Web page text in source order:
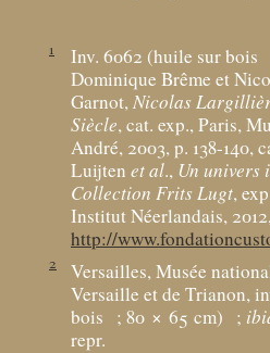
1 Inv. 6062 (huile sur bois
Dominique Brême et
Garnot,Nicolas
Siècle, cat. exp., Paris,
André, 2003, p. 138-140,
Luijten et al., Un univers
Collection Frits Lugt,
Institut Néerlandais,
http://
2
Versailles, Musée
Versaille et de Trianon,
bois
; 80 × 65 cm) ;
repr.